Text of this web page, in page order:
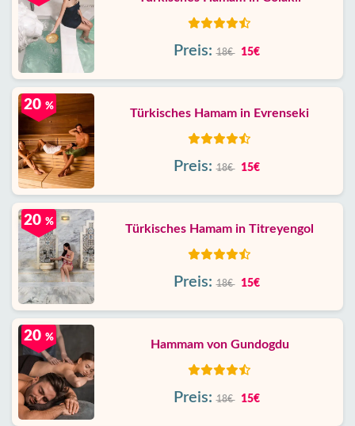
Preis: 18€ 15€
Türkisches Hamam in Evrenseki
20 %
Preis: 18€ 15€
Türkisches Hamam in Titreyengol
20 %
Preis: 18€ 15€
Hammam von Gundogdu
20 %
Preis: 18€ 15€